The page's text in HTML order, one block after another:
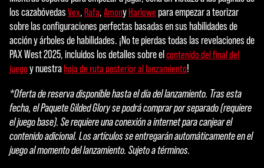
los cazabóvedas Vex, Rafa, Amony Harlowe para empezar a teorizar
sobre las configuraciones perfectas basadas en sus habilidades de
acción y árboles de habilidades. ¡No te pierdas todas las revelaciones de
PAX West 2025, incluidos los detalles sobre el contenido del final del
juego y nuestra hoja de ruta posterior al lanzamiento!
*Oferta de reserva disponible hasta el día del lanzamiento. Tras esta
fecha, el Paquete Gilded Glory se podrá comprar por separado (requiere
el juego base). Se requiere una conexión a internet para canjear el
contenido adicional. Los artículos se entregarán automáticamente en el
juego al momento del lanzamiento. Sujeto a términos.